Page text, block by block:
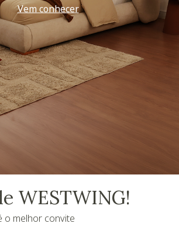
Vem conhecer
WESTWING!
o melhor convite